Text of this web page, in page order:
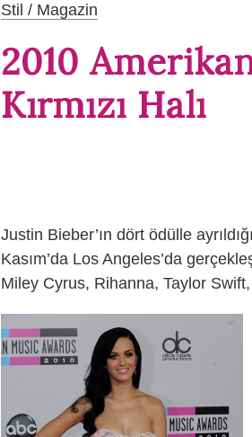
Stil / Magazin
2010
Kırmızı Halı
Justin Bieber’ın dört ödülle
Kasım’da Los Angeles’da
Miley Cyrus, Rihanna, Taylor